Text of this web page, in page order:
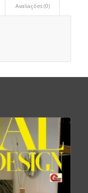
Avaliações (0)